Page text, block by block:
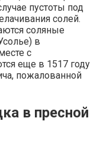
пустоты под
солей.
соляные
в
с
еще в 1517 году
пожалованной
в пресной